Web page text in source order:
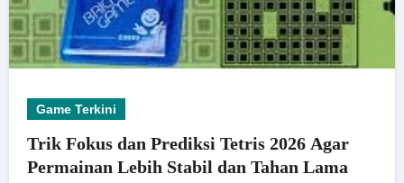
Game Terkini
Trik Fokus dan Prediksi Tetris 2026 Agar
Permainan Lebih Stabil dan Tahan Lama